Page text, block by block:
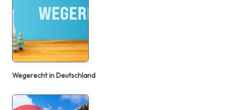
Wegerecht in Deutschland